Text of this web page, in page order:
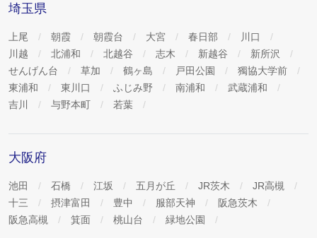
埼玉県
上尾 朝霞 朝霞台 大宮 春日部
川口
川越
北浦和 北越谷 志木 新越谷
新所沢
せんげん台
草加 鶴ヶ島 戸田公園
獨協大学前
東浦和
東川口 ふじみ野 南浦和
武蔵浦和
吉川
与野本町 若葉
大阪府
池田 石橋 江坂 五月が丘 JR茨木
JR高槻
十三
摂津富田 豊中 服部天神
阪急茨木
阪急高槻
箕面 桃山台 緑地公園